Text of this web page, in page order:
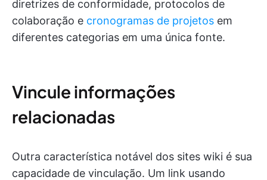
diretrizes de conformidade, protocolos de
colaboração e cronogramas de projetos em
diferentes categorias em uma única fonte.
Vincule informações
relacionadas
Outra característica notável dos sites wiki é sua
capacidade de vinculação. Um link usando